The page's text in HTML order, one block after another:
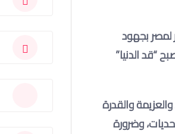
لمصر بجهود
“قد الدنيا”
والعزيمة والقدرة
وضرورة